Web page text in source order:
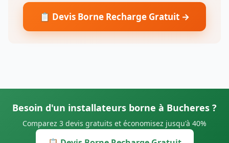
📋 Devis Borne Recharge Gratuit →
Besoin d'un installateurs borne à Bucheres ?
Comparez 3 devis gratuits et économisez jusqu'à 40%